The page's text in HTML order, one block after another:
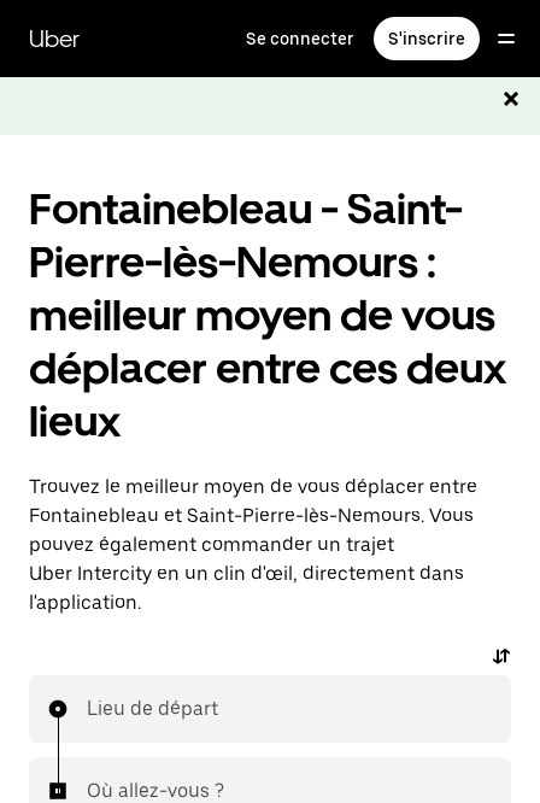
contenu
principal
Uber Se connecter S'inscrire
Fontainebleau - Saint-
Pierre-lès-Nemours :
meilleur moyen de vous
déplacer entre ces deux
lieux
Trouvez le meilleur moyen de vous déplacer entre
Fontainebleau et Saint-Pierre-lès-Nemours. Vous
pouvez également commander un trajet
Uber Intercity en un clin d'œil, directement dans
l'application.
Lieu de départ
Où allez-vous ?